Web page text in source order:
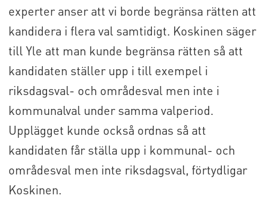
experter anser att vi borde begränsa rätten att
kandidera i flera val samtidigt. Koskinen säger
till Yle att man kunde begränsa rätten så att
kandidaten ställer upp i till exempel i
riksdagsval- och områdesval men inte i
kommunalval under samma valperiod.
Upplägget kunde också ordnas så att
kandidaten får ställa upp i kommunal- och
områdesval men inte riksdagsval, förtydligar
Koskinen.